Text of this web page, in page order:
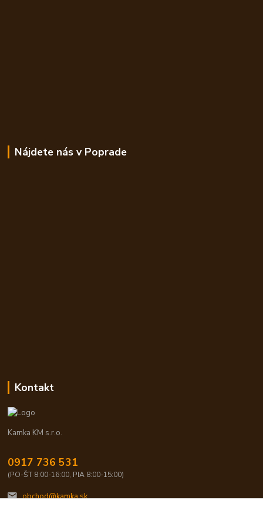
Nájdete nás v Poprade
Kontakt
Kamka KM s.r.o.
0917 736 531
(PO-ŠT 8:00-16:00, PIA 8:00-15:00)
obchod@kamka.sk